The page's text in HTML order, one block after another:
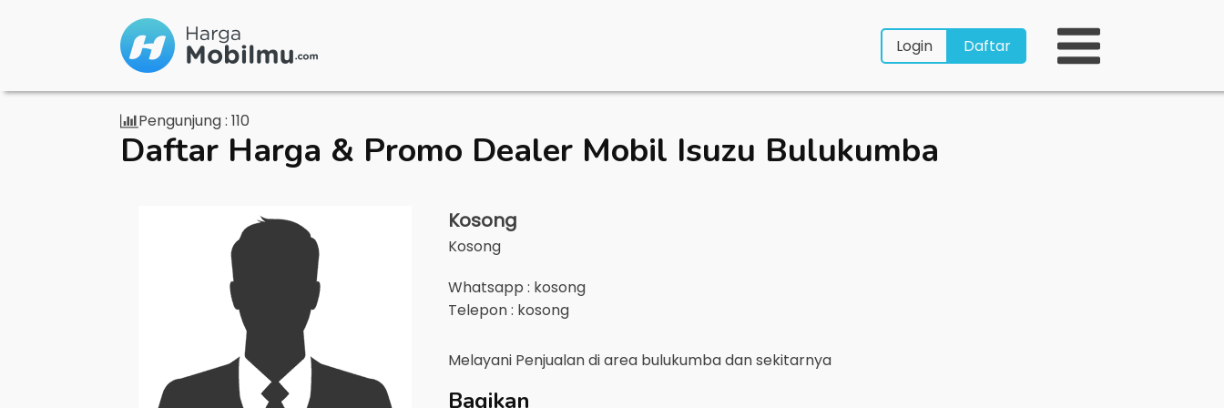
Login Daftar
Pengunjung : 110
Daftar Harga & Promo Dealer Mobil Isuzu Bulukumba
Kosong
Kosong
Whatsapp : kosong
Telepon : kosong
Melayani Penjualan di area bulukumbadan sekitarnya
Bagikan